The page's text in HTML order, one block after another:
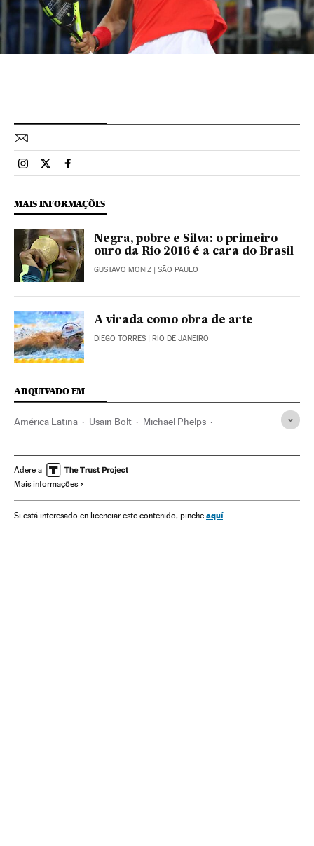
Esportes El País Brasil en Instagram
Esportes El País Brasil en Twitter
Esportes El País Brasil en Facebook
MAIS INFORMAÇÕES
Negra, pobre e Silva: o primeiro
ouro da Rio 2016 é a cara do Brasil
GUSTAVO MONIZ | SÃO PAULO
A virada como obra de arte
DIEGO TORRES | RIO DE JANEIRO
ARQUIVADO EM
América Latina Usain Bolt Michael Phelps
Brasil Atletismo Competições
América
Adere a
Mais informações
Si está interesado en licenciar este contenido, pinche aquí